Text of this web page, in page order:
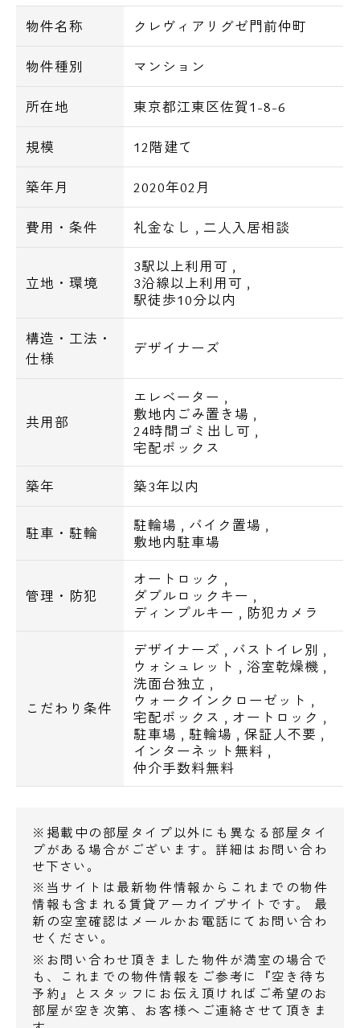
～設備～
オートロック、防犯カメラ、宅配ボックス、
エレベーター（1基）、ゴミ置き場、TVモニ
ター付インターホン、システムキッチン、2
口ガスコンロ、食器洗い乾燥機、追焚き機能
付バス、浴室換気乾燥機、温水洗浄機能付き
便座、バストイレ別、独立洗面化粧台、エア
コン、フローリング、BS・CS、インターネッ
ト無料（IUCインターネット：有線）、駐車
場、バイク置場、駐輪場
●スーパー
マルエツプチ新川一丁目店・・481m
まいばすけっと日本橋箱崎町店・・500m
まいばすけっと清澄1丁目店・・595m
ローソン永代橋店・・187m
セブンイレブン江東永代2丁目店・・229m
ファミリーマート江東福住二丁目店・・
●ドラッグストア
くすりの福太郎門前仲町店・・591m
ココカラファイン門前仲町店・・636m
スギ薬局新川一丁目店・・641m
●飲食店
すき家新川永代橋店・・376m
タリーズコーヒーIBM箱崎店・・395m
らあめん花月嵐門前仲町店・・455m
江東永代郵便局・・53m
IBM箱崎ビル内郵便局・・454m
深川一郵便局・・525m
●図書館
江東区立深川図書館・・645m
●銀行
銀行深川支店・・295m
物件名称 クレヴィアリグゼ門前仲町
物件種別 マンション
所在地 東京都江東区佐賀1-8-6
規模 12階建て
築年月 2020年02月
費用・条件 礼金なし , 二人入居相談
立地・環境
3駅以上利用可 ,
3沿線以上利用可 ,
駅徒歩10分以内
構造・工法・
仕様
デザイナーズ
共用部
エレベーター ,
敷地内ごみ置き場 ,
24時間ゴミ出し可 ,
宅配ボックス
築年 築3年以内
駐車・駐輪 駐輪場 , バイク置場 ,
敷地内駐車場
管理・防犯
オートロック ,
ダブルロックキー ,
ディンプルキー , 防犯カメラ
こだわり条件
デザイナーズ , バストイレ別 ,
ウォシュレット , 浴室乾燥機 ,
洗面台独立 ,
ウォークインクローゼット ,
宅配ボックス , オートロック ,
駐車場 , 駐輪場 , 保証人不要 ,
インターネット無料 ,
仲介手数料無料
※掲載中の部屋タイプ以外にも異なる部屋タイ
プがある場合がございます。詳細はお問い合わ
せ下さい。
※当サイトは最新物件情報からこれまでの物件
情報も含まれる賃貸アーカイブサイトです。 最
新の空室確認はメールかお電話にてお問い合わ
せください。
※お問い合わせ頂きました物件が満室の場合で
も、これまでの物件情報をご参考に『空き待ち
予約』とスタッフにお伝え頂ければご希望のお
部屋が空き次第、お客様へご連絡させて頂きま
電話でお問い合わせ
0120-500-529